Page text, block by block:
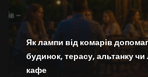
Як лампи від комарів
будинок, терасу, альтанку чи
кафе